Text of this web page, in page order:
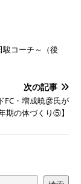
コーチ～（後
次の記事
FC・増成暁彦氏が
期の体づくり⑤】